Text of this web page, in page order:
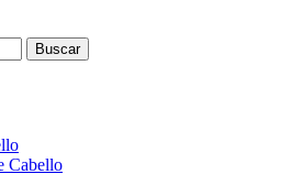
Buscar
Cabello